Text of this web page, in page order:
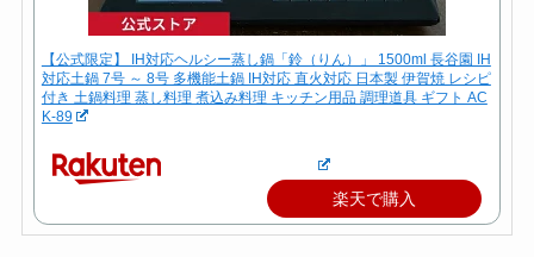
【公式限定】 IH対応ヘルシー蒸し鍋「鈴（りん）」 1500ml 長谷園 IH
対応土鍋 7号 ～ 8号 多機能土鍋 IH対応 直火対応 日本製 伊賀焼 レシピ
付き 土鍋料理 蒸し料理 煮込み料理 キッチン用品 調理道具 ギフト AC
K-89
楽天で購入